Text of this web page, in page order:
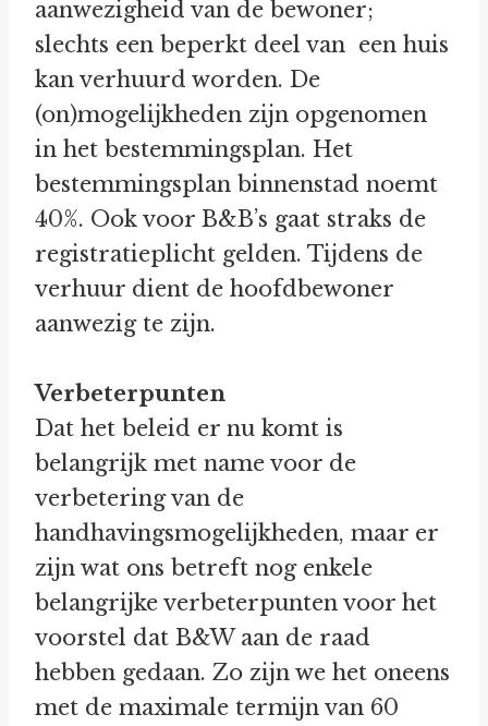
aanwezigheid van de bewoner;
slechts een beperkt deel van een huis
kan verhuurd worden. De
(on)mogelijkheden zijn opgenomen
in het bestemmingsplan. Het
bestemmingsplan binnenstad noemt
40%. Ook voor B&B’s gaat straks de
registratieplicht gelden. Tijdens de
verhuur dient de hoofdbewoner
aanwezig te zijn.
Verbeterpunten
Dat het beleid er nu komt is
belangrijk met name voor de
verbetering van de
handhavingsmogelijkheden, maar er
zijn wat ons betreft nog enkele
belangrijke verbeterpunten voor het
voorstel dat B&W aan de raad
hebben gedaan. Zo zijn we het oneens
met de maximale termijn van 60